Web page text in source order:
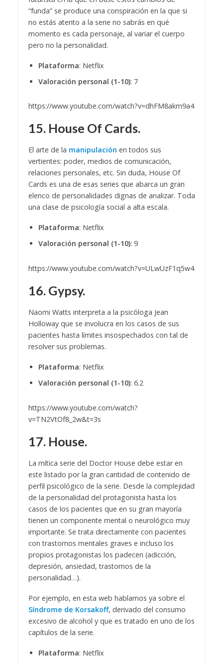
“funda” se produce una conspiración en la que si
no estás atento a la serie no sabrás en qué
momento es cada personaje, al variar el cuerpo
pero no la personalidad.
Plataforma: Netflix
Valoración personal (1-10): 7
https://www.youtube.com/watch?v=dhFM8akm9a4
15. House Of Cards.
El arte de la manipulación en todos sus
vertientes: poder, medios de comunicación,
relaciones personales, etc. Sin duda, House Of
Cards es una de esas series que abarca un gran
elenco de personalidades dignas de analizar. Toda
una clase de psicología social a alta escala.
Plataforma: Netflix
Valoración personal (1-10): 9
https://www.youtube.com/watch?v=ULwUzF1q5w4
16. Gypsy.
Naomi Watts interpreta a la psicóloga Jean
Holloway que se involucra en los casos de sus
pacientes hasta límites insospechados con tal de
resolver sus problemas.
Plataforma: Netflix
Valoración personal (1-10): 6.2
https://www.youtube.com/watch?
v=TN2VtOf8_2w&t=3s
17. House.
La mítica serie del Doctor House debe estar en
este listado por la gran cantidad de contenido de
perfil psicológico de la serie. Desde la complejidad
de la personalidad del protagonista hasta los
casos de los pacientes que en su gran mayoría
tienen un componente mental o neurológico muy
importante. Se trata directamente con pacientes
con trastornos mentales graves e incluso los
propios protagonistas los padecen (adicción,
depresión, ansiedad, trastornos de la
personalidad…).
Por ejemplo, en esta web hablamos ya sobre el
Síndrome de Korsakoff, derivado del consumo
excesivo de alcohol y que es tratado en uno de los
capítulos de la serie.
Plataforma: Netflix